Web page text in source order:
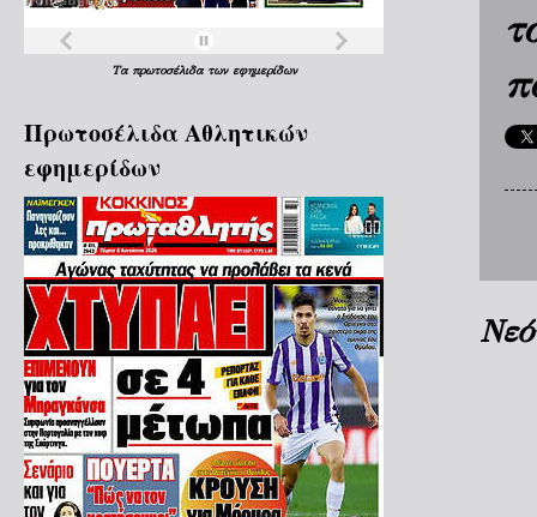
Τα πρωτοσέλιδα των εφημερίδων
Πρωτοσέλιδα Aθλητικών
εφημερίδων